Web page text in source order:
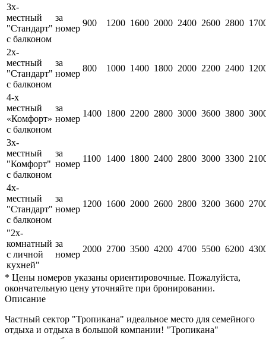
3х-
местный
"Стандарт"
с балконом
за
номер
900 1200 1600 2000 2400 2600 2800
2х-
местный
"Стандарт"
с балконом
за
номер
800 1000 1400 1800 2000 2200 2400
4-х
местный
«Комфорт»
с балконом
за
номер
1400 1800 2200 2800 3000 3600 3800
3х-
местный
"Комфорт"
с балконом
за
номер
1100 1400 1800 2400 2800 3000 3300
4х-
местный
"Стандарт"
с балконом
за
номер
1200 1600 2000 2600 2800 3200 3600
"2х-
комнатный
с личной
кухней"
за
номер
2000 2700 3500 4200 4700 5500 6200
* Цены номеров указаны ориентировочные. Пожалуйста,
окончательную цену уточняйте при бронировании.
Описание
Частный сектор "Тропикана" идеальное место для семейного
отдыха и отдыха в большой компании! "Тропикана"